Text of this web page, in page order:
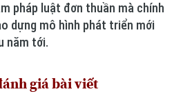
pháp luật đơn thuần mà chính
dựng mô hình phát triển mới
năm tới.
giá bài viết